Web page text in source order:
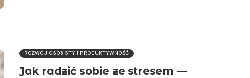
ROZWÓJ OSOBISTY I PRODUKTYWNOŚĆ
Jak radzić sobie ze stresem —